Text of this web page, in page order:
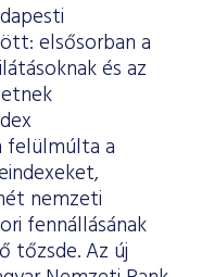
elsősorban a
és az
felülmúlta a
nemzeti
fennállásának
tőzsde. Az új